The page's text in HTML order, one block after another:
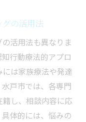
の活用法
活用法も異なりま
行動療法的アプロ
は家族療法や発達
戸市では、各専門
し、相談内容に応
体的には、悩みの